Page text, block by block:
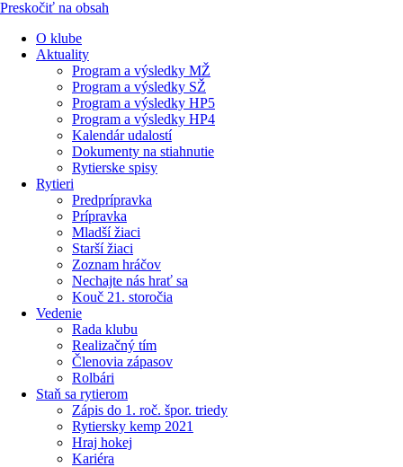
Preskočiť na obsah
O klube
Aktuality
Program a výsledky MŽ
Program a výsledky SŽ
Program a výsledky HP5
Program a výsledky HP4
Kalendár udalostí
Dokumenty na stiahnutie
Rytierske spisy
Rytieri
Predprípravka
Prípravka
Mladší žiaci
Starší žiaci
Zoznam hráčov
Nechajte nás hrať sa
Kouč 21. storočia
Vedenie
Rada klubu
Realizačný tím
Členovia zápasov
Rolbári
Staň sa rytierom
Zápis do 1. roč. špor. triedy
Rytiersky kemp 2021
Hraj hokej
Kariéra